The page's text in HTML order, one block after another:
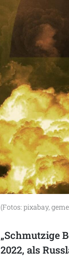
(Fotos: pixabay,
„Schmutzige
2022, als